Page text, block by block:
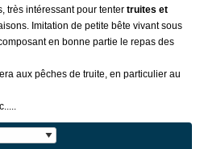
très intéressant pour tenter truites et
Imitation de petite bête vivant sous
en bonne partie le repas des
aux pêches de truite, en particulier au